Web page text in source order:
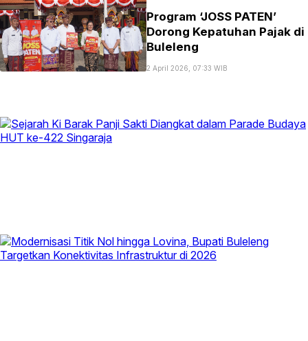
Program ‘JOSS PATEN’
Dorong Kepatuhan Pajak di
Buleleng
2 April 2026, 07:33 WIB